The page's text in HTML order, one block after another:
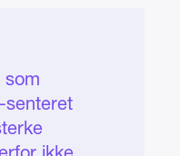
som
senteret